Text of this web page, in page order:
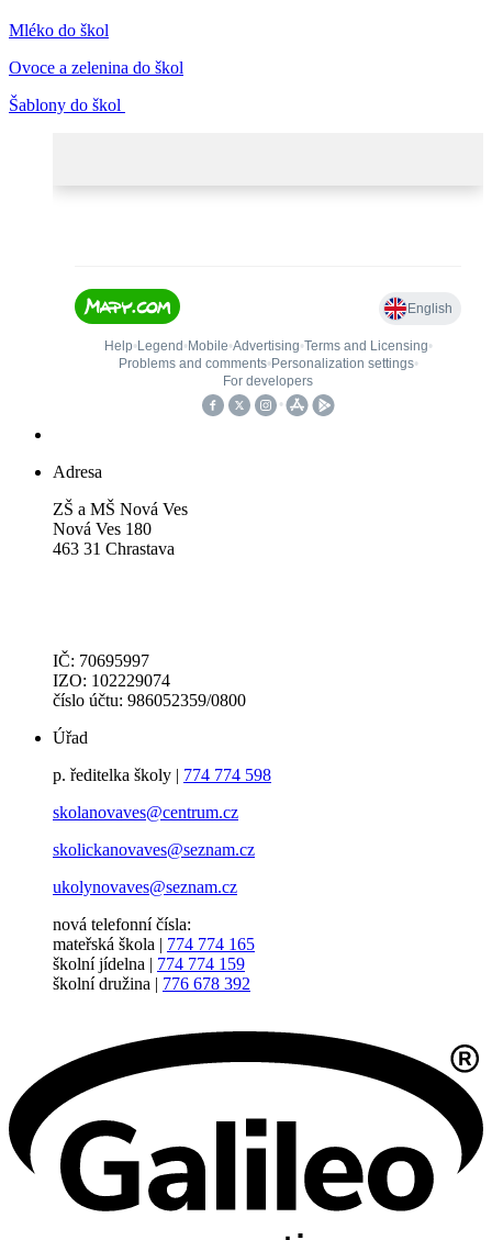
Mléko do škol
Ovoce a zelenina do škol
Šablony do škol
Adresa
ZŠ a MŠ Nová Ves
Nová Ves 180
463 31 Chrastava
IČ: 70695997
IZO: 102229074
číslo účtu: 986052359/0800
Úřad
p. ředitelka školy | 774 774 598
skolanovaves@centrum.cz
skolickanovaves@seznam.cz
ukolynovaves@seznam.cz
nová telefonní čísla:
mateřská škola | 774 774 165
školní jídelna | 774 774 159
školní družina | 776 678 392